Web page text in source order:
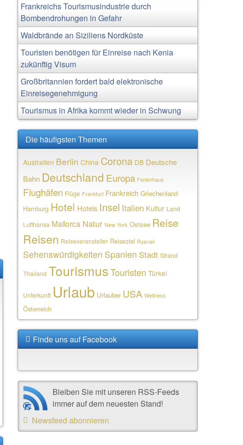
Frankreichs Tourismusindustrie durch
Bombendrohungen in Gefahr
Waldbrände an Siziliens Nordküste
Touristen benötigen für Einreise nach Kenia
zukünftig Visum
Großbritannien fordert bald elektronische
Einreisegenehmigung
Tourismus in Afrika kommt wieder in Schwung
Die häufigsten Themen
Australien Berlin China Corona DB Deutsche
Bahn Deutschland Europa Ferienhaus
Flughäfen Flüge Frankfurt Frankreich Griechenland
Hamburg Hotel Hotels Insel Italien Kultur Land
Lufthansa Mallorca Natur New York Ostsee Reise
Reisen Reiseveranstalter Reiseziel Ryanair
Sehenswürdigkeiten Spanien Stadt Strand
Thailand Tourismus Touristen Türkei
Unterkunft Urlaub Urlauber USA Wellness
Österreich
Finde uns auf Facebook
Bleiben Sie mit unseren RSS-Feeds
immer auf dem neuesten Stand!
Newsfeed abonnieren